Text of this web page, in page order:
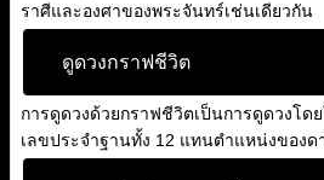
ราศีและองศาของพระจันทร์เช่นเดียวกัน
ดูดวงกราฟชีวิต
การดูดวงด้วยกราฟชีวิตเป็นการดูดวงโด
เลขประจำฐานทั้ง 12 แทนตำแหน่งของด